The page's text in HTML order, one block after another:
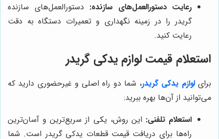
رعایت دستورالعمل‌های سازنده: دستورالعمل‌های سازنده
گریدر را در زمینه نگهداری و تعمیرات دستگاه به دقت
رعایت کنید.
استعلام قیمت لوازم یدکی گریدر
برایلوازم یدکی گریدر، شما دو راه اصلی و غیرحضوری دارید که
می‌توانید از آن‌ها بهره ببرید:
استعلام تلفنی: این روش، یکی از سریع‌ترین و آسان‌ترین
راه‌ها برای دریافت قیمت قطعات یدکی گریدر است. شما